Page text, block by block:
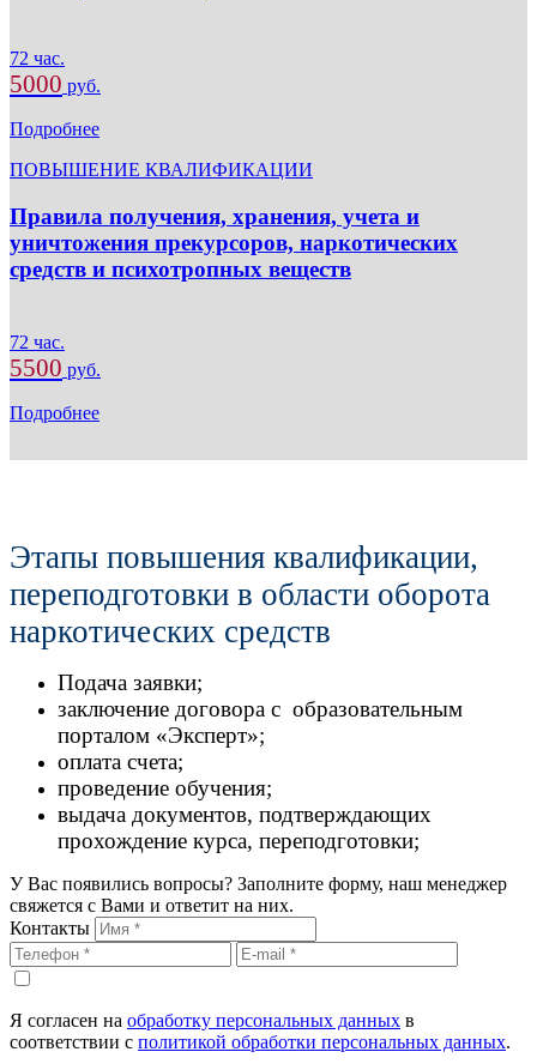
72 час.
5000 руб.
Подробнее
ПОВЫШЕНИЕ КВАЛИФИКАЦИИ
Правила получения, хранения, учета и
уничтожения прекурсоров, наркотических
средств и психотропных веществ
72 час.
5500 руб.
Подробнее
Этапы повышения квалификации,
переподготовки в области оборота
наркотических средств
Подача заявки;
заключение договора с образовательным
порталом «Эксперт»;
оплата счета;
проведение обучения;
выдача документов, подтверждающих
прохождение курса, переподготовки;
У Вас появились вопросы? Заполните форму, наш менеджер
свяжется с Вами и ответит на них.
Контакты
Я согласен на обработку персональных данных в
соответствии с политикой обработки персональных данных.